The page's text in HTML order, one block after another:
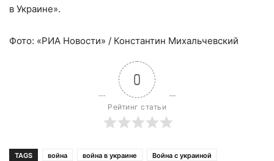
в Украине».
Фото: «РИА Новости» / Константин Михальчевский
0
Рейтинг статьи
TAGS война война в украине
Война с украиной